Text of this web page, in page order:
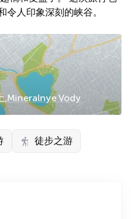
人印象深刻的峡谷。
,Mineralnye Vody
徒步之游